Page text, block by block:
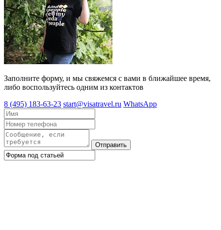
Заполните форму, и мы свяжемся с вами в ближайшее время,
либо воспользуйтесь одним из контактов
8 (495) 183-63-23 start@visatravel.ru WhatsApp
Отправить